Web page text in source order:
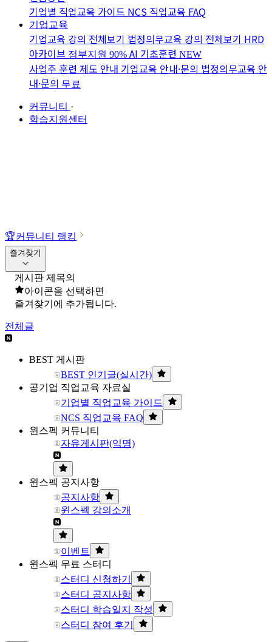
기업별 직업교육 가이드 NCS 직업교육 FAQ
기업교육
기업교육 강의 전체보기 법정의무교육 강의 전체보기 HRD
아카이브 정부지원 90% AI 기초훈련 NEW
사업주 훈련 제도 안내 기업교육 안내·문의 법정의무교육 안
내·문의 무료
커뮤니티 ·
학습지원센터
🏆커뮤니티 랭킹
즐겨찾기
게시판 제목의
아이콘을 선택하면
즐겨찾기에 추가됩니다.
전체글
BEST 게시판
BEST 인기글(실시간)
공기업 직업교육 자료실
기업별 직업교육 가이드
NCS 직업교육 FAQ
윈스펙 커뮤니티
자유게시판(익명)
윈스펙 공지사항
공지사항
윈스펙 강의소개
이벤트
윈스펙 무료 스터디
스터디 신청하기
스터디 공지사항
스터디 학습일지 작성
스터디 참여 후기